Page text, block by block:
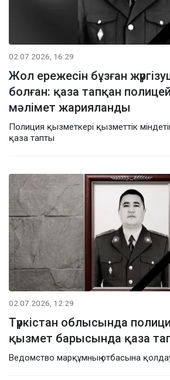
02.07.2026, 16:29
Жол ережесін бұзған
болған: қаза тапқан
мәлімет жарияланды
Полиция қызметкері қызметтік
қаза тапты
02.07.2026, 12:29
Түркістан облысында
қызмет барысында қаза
Ведомство марқұмның отбасына